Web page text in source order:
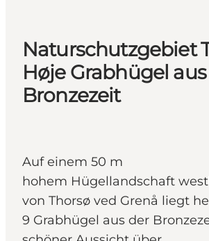
Naturschutzgebiet
Høje Grabhügel
Bronzezeit
Auf einem 50 m
hohem Hügellandschaft
von Thorsø ved Grenå liegt
9 Grabhügel aus der